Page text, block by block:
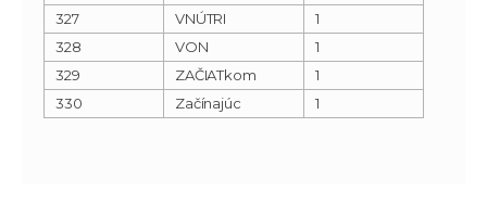
327
VNÚTRI
1
328
VON
1
329
ZAČIATkom
1
330
Začínajúc 1